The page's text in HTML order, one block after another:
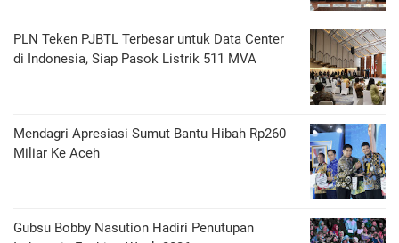
PLN Teken PJBTL Terbesar untuk Data Center
di Indonesia, Siap Pasok Listrik 511 MVA
Mendagri Apresiasi Sumut Bantu Hibah Rp260
Miliar Ke Aceh
Gubsu Bobby Nasution Hadiri Penutupan